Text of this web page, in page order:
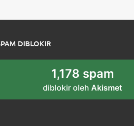
DIBLOKIR
1,178 spam
diblokir oleh Akismet